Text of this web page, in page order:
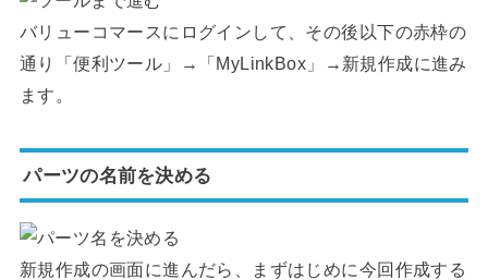
バリューコマースにログインして、その後以下の赤枠の
通り「便利ツール」→「MyLinkBox」→新規作成に進み
ます。
パーツの名前を決める
新規作成の画面に進んだら、まずはじめに今回作成する